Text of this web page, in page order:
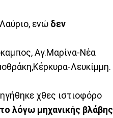
ενώ δεν
Αγ.Μαρίνα-Νέα
Λευκίμμη.
χθες ιστιοφόρο
λόγω μηχανικής βλάβης